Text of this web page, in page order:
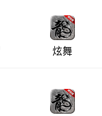
炫舞